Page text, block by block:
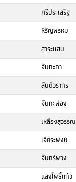
ศรีประเสริฐ
หิรัญพรหม
สาระเเสน
จันทะภา
สันติวรากร
จันทะฟอง
เหลืองสุวรรณ
เจียระพงษ์
จันทร์พวง
แสงโพธิ์แก้ว